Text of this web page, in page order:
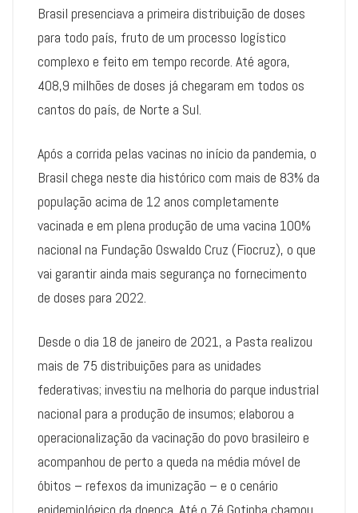
Brasil presenciava a primeira distribuição de doses
para todo país, fruto de um processo logístico
complexo e feito em tempo recorde. Até agora,
408,9 milhões de doses já chegaram em todos os
cantos do país, de Norte a Sul.
Após a corrida pelas vacinas no início da pandemia, o
Brasil chega neste dia histórico com mais de 83% da
população acima de 12 anos completamente
vacinada e em plena produção de uma vacina 100%
nacional na Fundação Oswaldo Cruz (Fiocruz), o que
vai garantir ainda mais segurança no fornecimento
de doses para 2022.
Desde o dia 18 de janeiro de 2021, a Pasta realizou
mais de 75 distribuições para as unidades
federativas; investiu na melhoria do parque industrial
nacional para a produção de insumos; elaborou a
operacionalização da vacinação do povo brasileiro e
acompanhou de perto a queda na média móvel de
óbitos – refexos da imunização – e o cenário